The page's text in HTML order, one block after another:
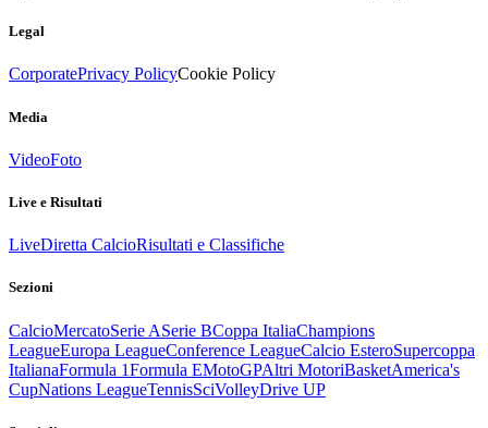
Legal
CorporatePrivacy PolicyCookie Policy
Media
VideoFoto
Live e Risultati
LiveDiretta CalcioRisultati e Classifiche
Sezioni
CalcioMercatoSerie ASerie BCoppa ItaliaChampions
LeagueEuropa LeagueConference LeagueCalcio EsteroSupercoppa
ItalianaFormula 1Formula EMotoGPAltri MotoriBasketAmerica's
CupNations LeagueTennisSciVolleyDrive UP